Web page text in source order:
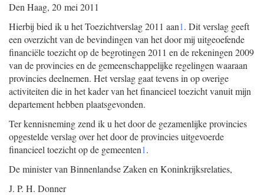
Den Haag, 20 mei 2011
Hierbij bied ik u het Toezichtverslag 2011 aan1. Dit verslag geeft
een overzicht van de bevindingen van het door mij uitgeoefende
financiële toezicht op de begrotingen 2011 en de rekeningen 2009
van de provincies en de gemeenschappelijke regelingen waaraan
provincies deelnemen. Het verslag gaat tevens in op overige
activiteiten die in het kader van het financieel toezicht vanuit mijn
departement hebben plaatsgevonden.
Ter kennisneming zend ik u het door de gezamenlijke provincies
opgestelde verslag over het door de provincies uitgevoerde
financieel toezicht op de gemeenten1.
De minister van Binnenlandse Zaken en Koninkrijksrelaties,
J. P. H. Donner